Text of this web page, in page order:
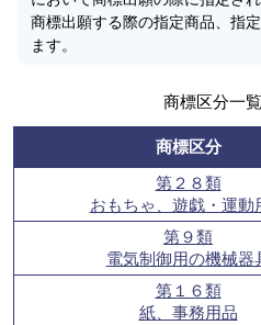
商標出願する際の指定商品、指
ます。
商標区分一
商標区分
第２８類
おもちゃ、遊戯・運動
第９類
電気制御用の機械器
第１６類
紙、事務用品